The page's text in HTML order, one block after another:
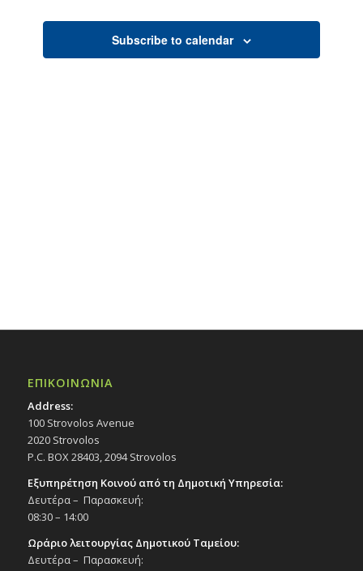
Subscribe to calendar
ΕΠΙΚΟΙΝΩΝΙΑ
Address:
100 Strovolos Avenue
2020 Strovolos
P.C. BOX 28403, 2094 Strovolos
Εξυπηρέτηση Κοινού από τη Δημοτική Υπηρεσία:
Δευτέρα – Παρασκευή:
08:30 – 14:00
Ωράριο λειτουργίας Δημοτικού Ταμείου:
Δευτέρα – Παρασκευή: